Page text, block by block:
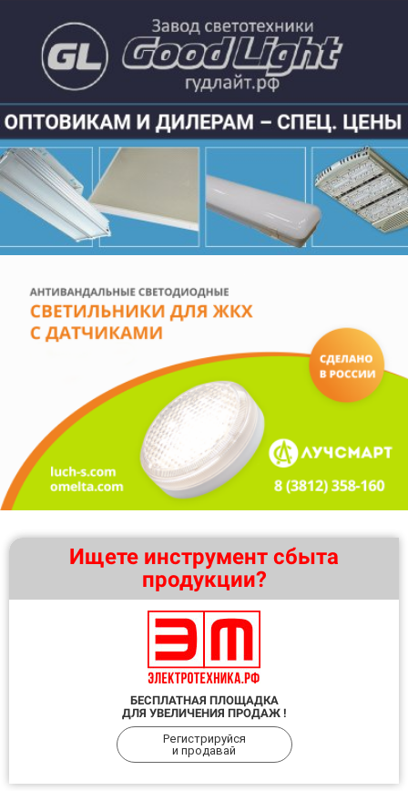
Ищете инструмент сбыта
продукции?
БЕСПЛАТНАЯ ПЛОЩАДКА
ДЛЯ УВЕЛИЧЕНИЯ ПРОДАЖ !
Регистрируйся
и продавай